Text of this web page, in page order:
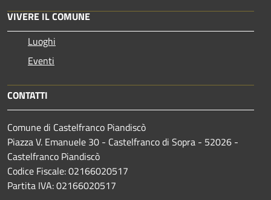
VIVERE IL COMUNE
Luoghi
Eventi
CONTATTI
Comune di Castelfranco Piandiscò
Piazza V. Emanuele 30 - Castelfranco di Sopra - 52026 -
Castelfranco Piandiscò
Codice Fiscale: 02166020517
Partita IVA: 02166020517